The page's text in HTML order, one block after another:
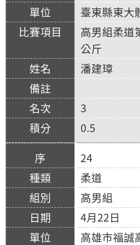
臺東縣東大
高男組柔道
公斤
潘建璋
3
0.5
24
柔道
高男組
4月22日
高雄市福誠